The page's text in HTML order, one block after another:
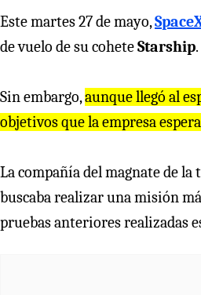
Este martes 27 de mayo,
de vuelo de su coheteStarship.
Sin embargo,aunque llegó al
objetivos que la empresa
La compañía del magnate de la
buscaba realizar una misión
pruebas anteriores realizadas